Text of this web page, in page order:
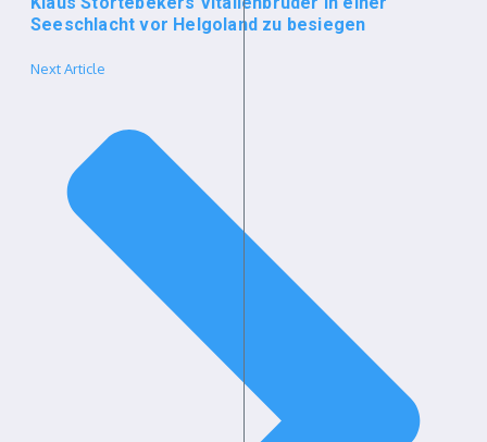
Seeschlacht vor Helgoland zu besiegen
Next Article